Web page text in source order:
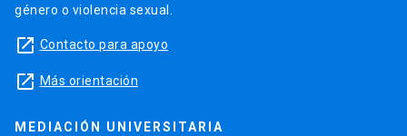
género o violencia sexual.
launch Contacto para apoyo
launch Más orientación
MEDIACIÓN UNIVERSITARIA